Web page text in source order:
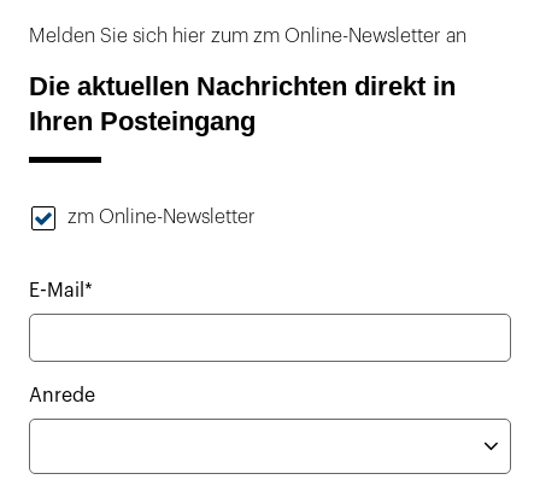
Melden Sie sich hier zum zm Online-Newsletter an
Die aktuellen Nachrichten direkt in
Ihren Posteingang
zm Online-Newsletter
E-Mail*
Anrede